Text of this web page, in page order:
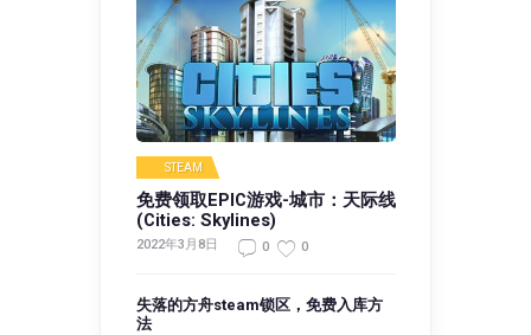
STEAM
免费领取EPIC游戏-城市：天际线
(Cities: Skylines)
2022年3月8日 0 0
失落的方舟steam锁区，免费入库方
法